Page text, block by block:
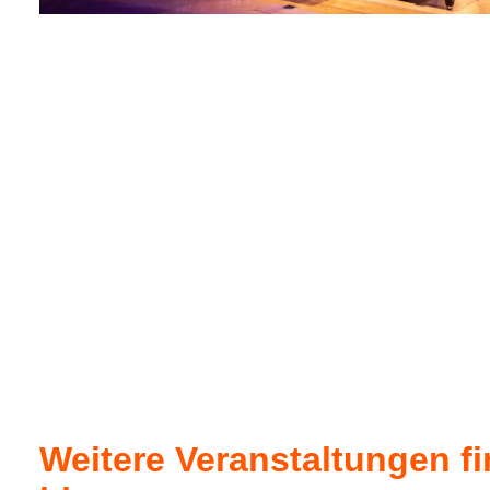
Weitere Veranstaltungen